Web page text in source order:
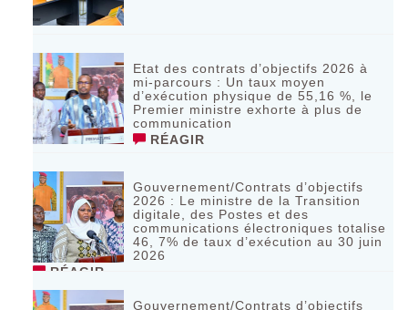
Etat des contrats d’objectifs 2026 à
mi-parcours : Un taux moyen
d’exécution physique de 55,16 %, le
Premier ministre exhorte à plus de
communication
RÉAGIR
Gouvernement/Contrats d’objectifs
2026 : Le ministre de la Transition
digitale, des Postes et des
communications électroniques totalise
46, 7% de taux d’exécution au 30 juin
2026
RÉAGIR
Gouvernement/Contrats d’objectifs